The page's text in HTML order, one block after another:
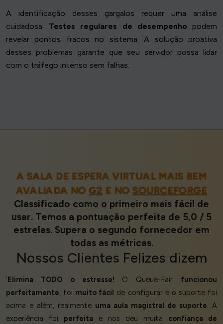
A identificação desses gargalos requer uma análise
cuidadosa. Testes regulares de desempenho podem
revelar pontos fracos no sistema. A solução proativa
desses problemas garante que seu servidor possa lidar
com o tráfego intenso sem falhas.
A SALA DE ESPERA VIRTUAL MAIS BEM
AVALIADA NOG2 E NO SOURCEFORGE
Classificado como o primeiro mais fácil de
usar. Temos a pontuação perfeita de 5,0 / 5
estrelas. Supera o segundo fornecedor em
todas as métricas.
Nossos Clientes Felizes dizem
‘ Elimina TODO o estresse! O Queue-Fair funcionou
perfeitamente, foi muito fácil
de configurar e o suporte foi
acima e além, realmente uma aula magistral de suporte. A
experiência foi perfeita e nos deu muita confiança de